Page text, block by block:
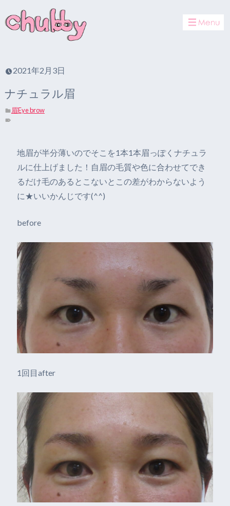
2021年2月3日
ナチュラル眉
眉Eye brow
地眉が半分薄いのでそこを1本1本眉っぽくナチュラ
ルに仕上げました！自眉の毛質や色に合わせてでき
るだけ毛のあるとこないとこの差がわからないよう
に★いいかんじです(^^)
before
1回目after